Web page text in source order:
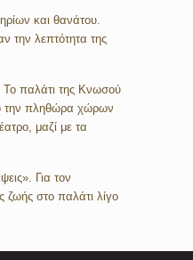
και θανάτου.
την λεπτότητα της
Το παλάτι της Κνωσού
την πληθώρα χώρων
μαζί με τα
Για τον
ζωής στο παλάτι λίγο